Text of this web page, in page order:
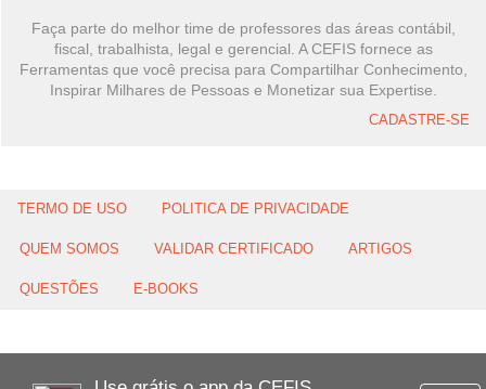
Faça parte do melhor time de professores das áreas contábil,
fiscal, trabalhista, legal e gerencial. A CEFIS fornece as
Ferramentas que você precisa para Compartilhar Conhecimento,
Inspirar Milhares de Pessoas e Monetizar sua Expertise.
CADASTRE-SE
TERMO DE USO POLITICA DE PRIVACIDADE
QUEM SOMOS VALIDAR CERTIFICADO ARTIGOS
QUESTÕES E-BOOKS